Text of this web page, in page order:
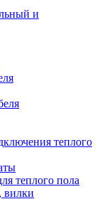
и
теплого
теплого пола
вилки